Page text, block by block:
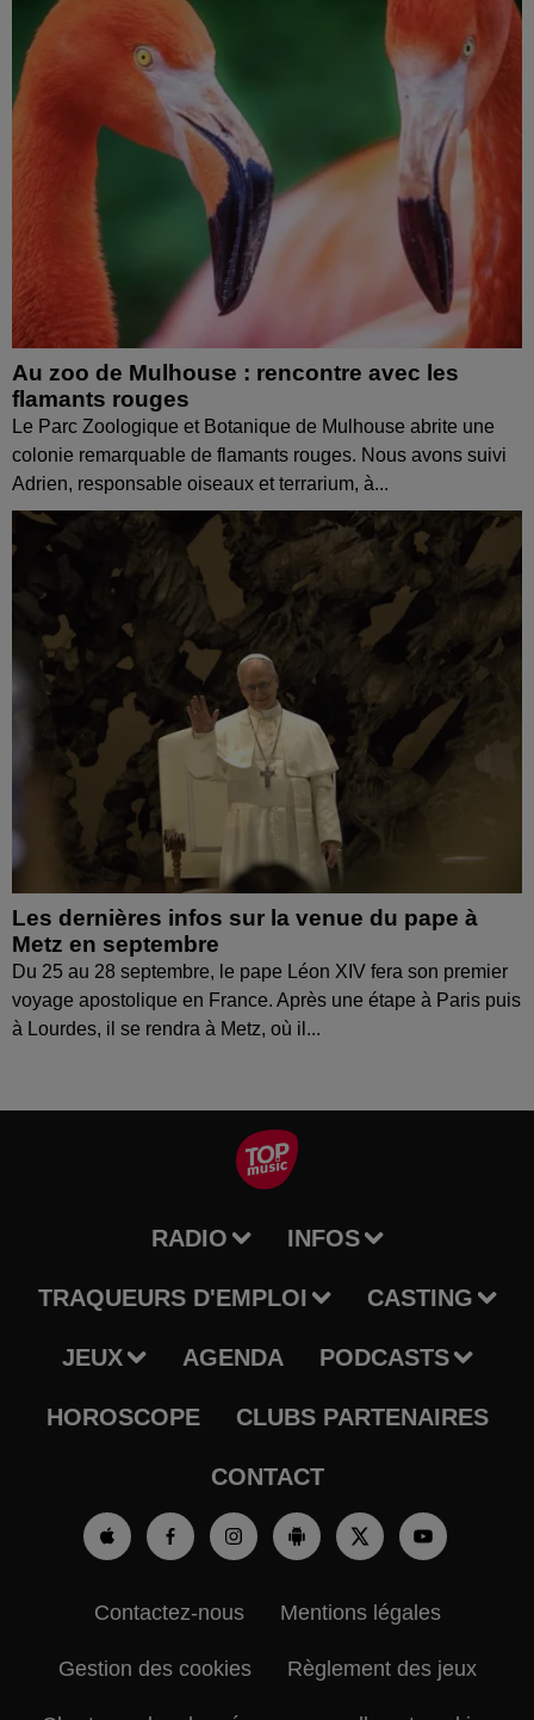
Au zoo de Mulhouse : rencontre avec les
flamants rouges
Le Parc Zoologique et Botanique de Mulhouse abrite une
colonie remarquable de flamants rouges. Nous avons suivi
Adrien, responsable oiseaux et terrarium, à...
Les dernières infos sur la venue du pape à
Metz en septembre
Du 25 au 28 septembre, le pape Léon XIV fera son premier
voyage apostolique en France. Après une étape à Paris puis
à Lourdes, il se rendra à Metz, où il...
RADIO INFOS
TRAQUEURS D'EMPLOI CASTING
JEUX AGENDA PODCASTS
HOROSCOPE CLUBS PARTENAIRES
CONTACT
Contactez-nous Mentions légales
Gestion des cookies Règlement des jeux